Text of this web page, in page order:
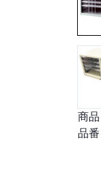
商品
品番